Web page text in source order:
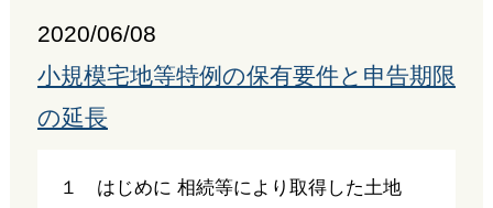
2020/06/08
小規模宅地等特例の保有要件と申告期限
の延長
１ はじめに 相続等により取得した土地